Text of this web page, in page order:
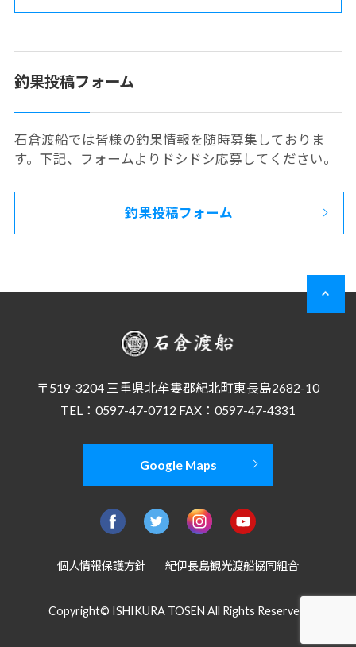
釣果投稿フォーム
石倉渡船では皆様の釣果情報を随時募集しておりま
す。下記、フォームよりドシドシ応募してください。
釣果投稿フォーム
〒519-3204 三重県北牟婁郡紀北町東長島2682-10
TEL：0597-47-0712 FAX：0597-47-4331
Google Maps
個人情報保護方針 紀伊長島観光渡船協同組合
Copyright© ISHIKURA TOSEN All Rights Reserved.